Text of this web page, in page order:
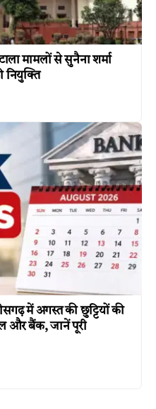
मामलों से सुनैना शर्मा
नियुक्ति
में अगस्त की छुट्टियों की
और बैंक, जानें पूरी